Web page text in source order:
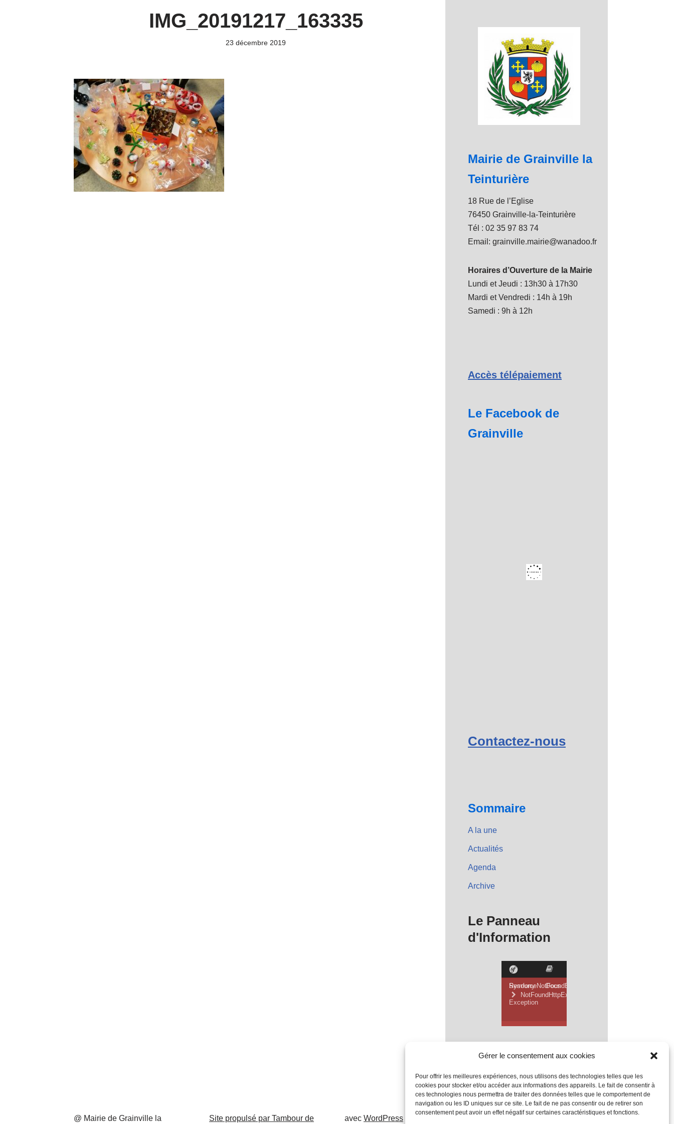
Gérer le consentement aux cookies
Pour offrir les meilleures expériences, nous utilisons des technologies telles que les
cookies pour stocker et/ou accéder aux informations des appareils. Le fait de consentir à
ces technologies nous permettra de traiter des données telles que le comportement de
navigation ou les ID uniques sur ce site. Le fait de ne pas consentir ou de retirer son
consentement peut avoir un effet négatif sur certaines caractéristiques et fonctions.
IMG_20191217_163335
23 décembre 2019
Mairie de Grainville la
Teinturière
18 Rue de l’Eglise
76450 Grainville-la-Teinturière
Tél : 02 35 97 83 74
Email: grainville.mairie@wanadoo.fr
Horaires d’Ouverture de la Mairie
Lundi et Jeudi : 13h30 à 17h30
Mardi et Vendredi : 14h à 19h
Samedi : 9h à 12h
Accès télépaiement
Le Facebook de
Grainville
Contactez-nous
Sommaire
A la une
Actualités
Agenda
Archive
Le Panneau
d'Information
@ Mairie de Grainville la Site propulsé par Tambour de avec WordPress Mentions Légales